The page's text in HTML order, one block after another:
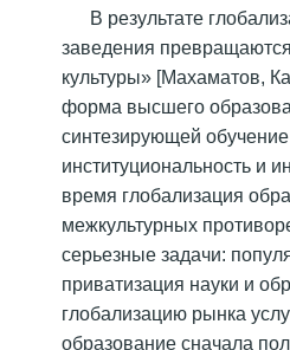
В результате
заведения
культуры» [Махаматов,
форма высшего
синтезирующей
институциональность и
время глобализация
межкультурных
серьезные задачи:
приватизация науки и
глобализацию рынка
образование сначала